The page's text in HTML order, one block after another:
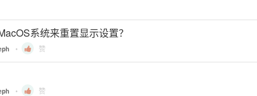
系统来重置显示设置？
• 赞
• 赞